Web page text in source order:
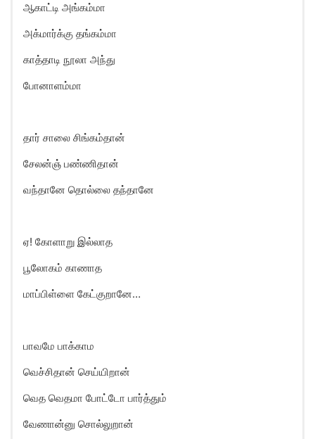
ஆகாட்டி அங்கம்மா
அக்மார்க்கு தங்கம்மா
காத்தாடி நூலா அந்து
போனாளம்மா
தார் சாலை சிங்கம்தான்
சேலன்ஞ் பண்ணிதான்
வந்தானே தொல்லை தந்தானே
ஏ! கோளாறு இல்லாத
பூலோகம் காணாத
மாப்பிள்ளை கேட்குறானே…
பாவமே பாக்காம
வெச்சிதான் செய்யிறான்
வெத வெதமா போட்டோ பார்த்தும்
வேணான்னு சொல்லுறான்